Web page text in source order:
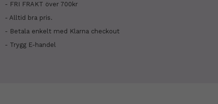
- FRI FRAKT över 700kr
- Alltid bra pris.
- Betala enkelt med Klarna checkout
- Trygg E-handel